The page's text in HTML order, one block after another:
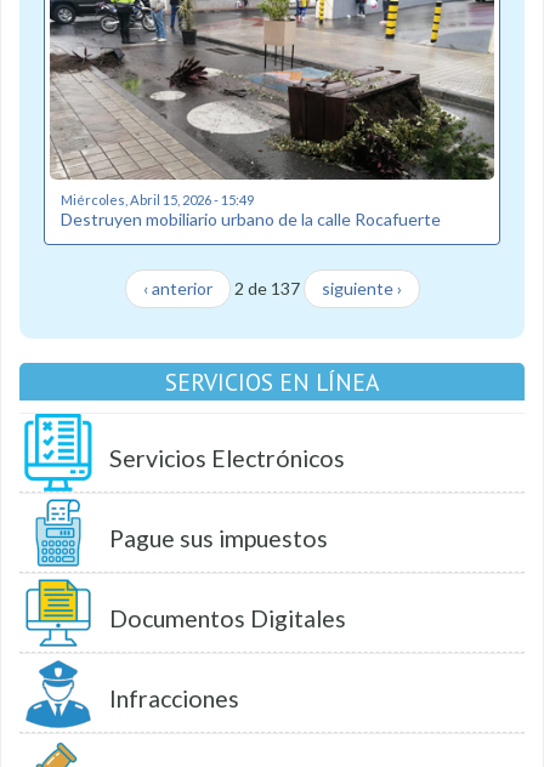
Miércoles, Abril 15, 2026 - 15:49
Destruyen mobiliario urbano de la calle Rocafuerte
‹ anterior 2 de 137 siguiente ›
SERVICIOS EN LÍNEA
Servicios Electrónicos
Pague sus impuestos
Documentos Digitales
Infracciones